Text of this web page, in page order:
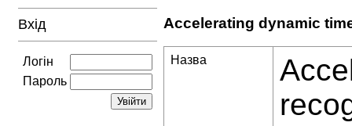
Вхід
Логін
Пароль
Accelerating dynamic
Назва